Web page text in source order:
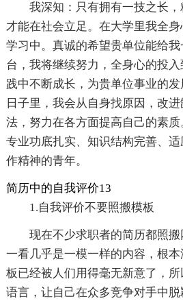
我深知：只有拥有一技之长，
才能在社会立足。在大学里我全
学习中。真诚的希望贵单位能给
台，我将继续努力，全身心的投
践中不断成长，为贵单位事业的
日子里，我会从自身找原因，改
法，努力在各方面提高自己的素
专业功底扎实、知识结构完善、
作精神的青年。
简历中的自我评价13
1.自我评价不要照搬模板
现在不少求职者的简历都照
一看几乎是一模一样的内容，根
板已经被人们用得毫无新意了，
语言，让自己在众多竞争对手中脱